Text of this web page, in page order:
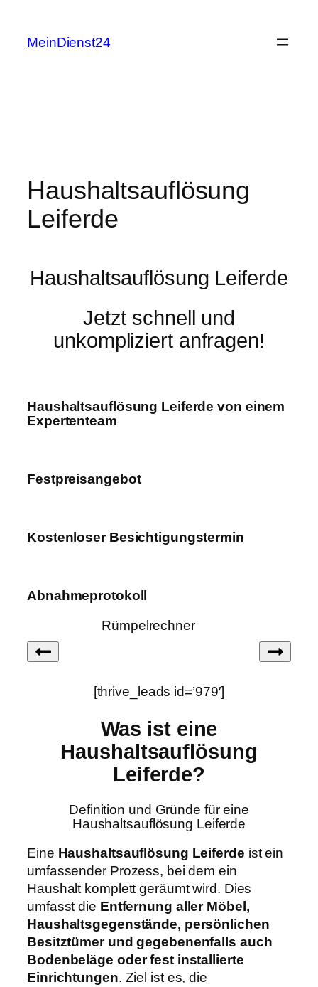
springen
MeinDienst24
Haushaltsauflösung
Leiferde
Haushaltsauflösung Leiferde
Jetzt schnell und
unkompliziert anfragen!
Haushaltsauflösung Leiferde von einem
Expertenteam
Festpreisangebot
Kostenloser Besichtigungstermin
Abnahmeprotokoll
Rümpelrechner
[thrive_leads id=’979′]
Was ist eine
Haushaltsauflösung
Leiferde?
Definition und Gründe für eine
Haushaltsauflösung Leiferde
Eine Haushaltsauflösung Leiferde ist ein
umfassender Prozess, bei dem ein
Haushalt komplett geräumt wird. Dies
umfasst die Entfernung aller Möbel,
Haushaltsgegenstände, persönlichen
Besitztümer und gegebenenfalls auch
Bodenbeläge oder fest installierte
Einrichtungen. Ziel ist es, die